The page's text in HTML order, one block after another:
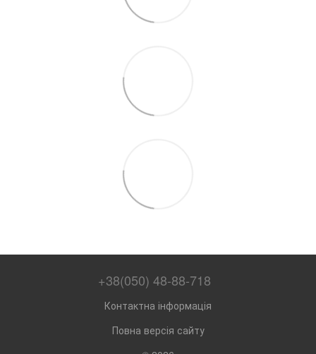
+38(050) 48-88-718
Контактна інформація
Повна версія сайту